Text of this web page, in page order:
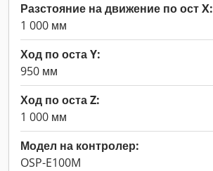
Разстояние на движение по ост X:
1 000 мм
Ход по оста Y:
950 мм
Ход по оста Z:
1 000 мм
Модел на контролер:
OSP-E100M